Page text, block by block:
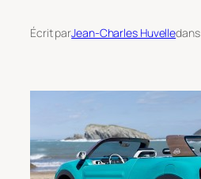
Écrit parJean-Charles Huvelledans